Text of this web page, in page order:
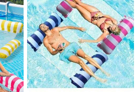
1/12